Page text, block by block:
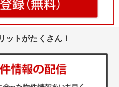
ットがたくさん！